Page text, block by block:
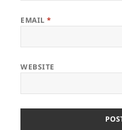
EMAIL*
WEBSITE